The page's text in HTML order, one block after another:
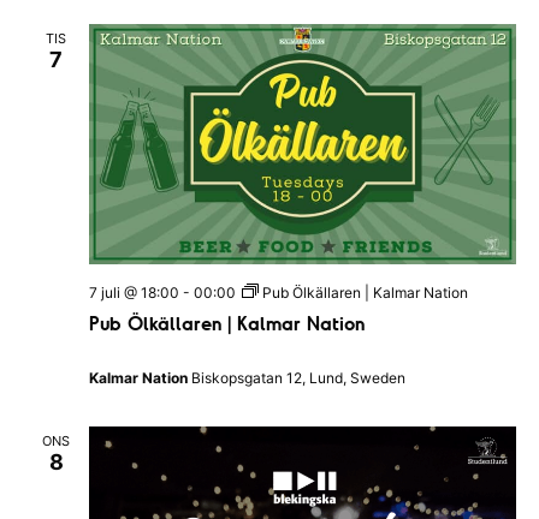
B
e
k
n
g
s
k
a
n
a
t
i
o
n
t
H
a
l
a
n
d
s
N
t
o
TIS
7
Pub Ölkällaren | Kalmar Nation
7 juli @ 18:00 - 00:00 Pub Ölkällaren | Kalmar Nation
Kalmar Nation Biskopsgatan 12, Lund, Sweden
ONS
8